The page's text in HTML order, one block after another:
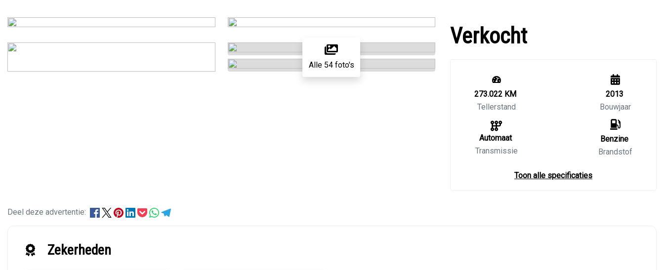
Alle 54 foto's
Verkocht
273.022 KM
Tellerstand
Automaat
Transmissie
2013
Bouwjaar
Benzine
Brandstof
Toon alle specificaties
Deel deze advertentie:
Zekerheden